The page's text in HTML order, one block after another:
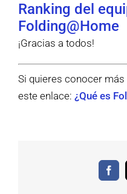
Ranking del
Folding@Home
¡Gracias a todos!
Si quieres conocer
este enlace: ¿Qué es